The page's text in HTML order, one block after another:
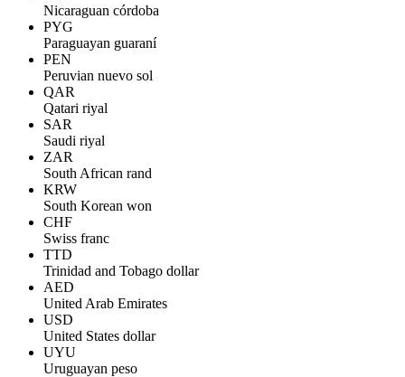
Nicaraguan córdoba
PYG
Paraguayan guaraní
PEN
Peruvian nuevo sol
QAR
Qatari riyal
SAR
Saudi riyal
ZAR
South African rand
KRW
South Korean won
CHF
Swiss franc
TTD
Trinidad and Tobago dollar
AED
United Arab Emirates
USD
United States dollar
UYU
Uruguayan peso